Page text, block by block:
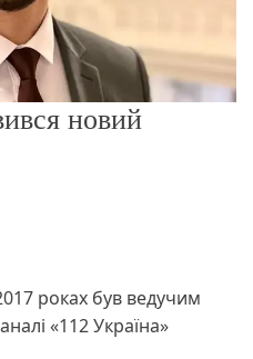
новий
роках був ведучим
«112 Україна»